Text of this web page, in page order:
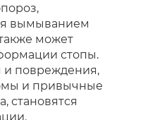
вымыванием
может
стопы.
и повреждения,
и привычные
становятся